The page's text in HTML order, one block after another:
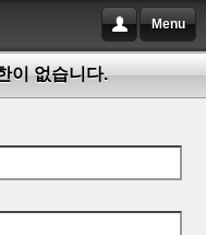
Menu
이 없습니다.